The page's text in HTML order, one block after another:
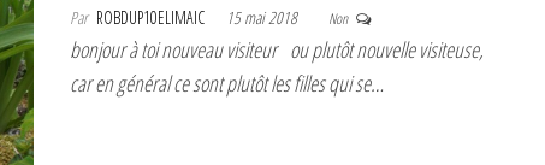
Par ROBDUP10ELIMAIC 15 mai 2018 Non
bonjour à toi nouveau visiteur ou plutôt nouvelle visiteuse,
car en général ce sont plutôt les filles qui se…